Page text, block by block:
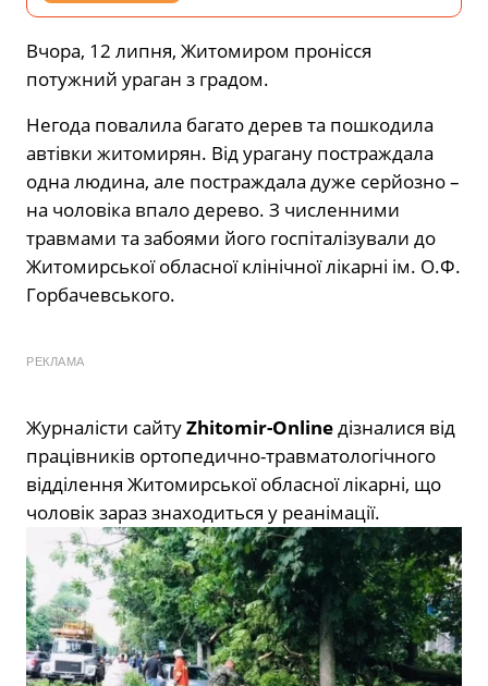
Вчора, 12 липня, Житомиром пронісся
потужний ураган з градом.
Негода повалила багато дерев та пошкодила
автівки житомирян. Від урагану постраждала
одна людина, але постраждала дуже серйозно –
на чоловіка впало дерево. З численними
травмами та забоями його госпіталізували до
Житомирської обласної клінічної лікарні ім. О.Ф.
Горбачевського.
РЕКЛАМА
Журналісти сайтуZhitomir-Onlineдізналися від
працівників ортопедично-травматологічного
відділення Житомирської обласної лікарні, що
чоловік зараз знаходиться у реанімації.